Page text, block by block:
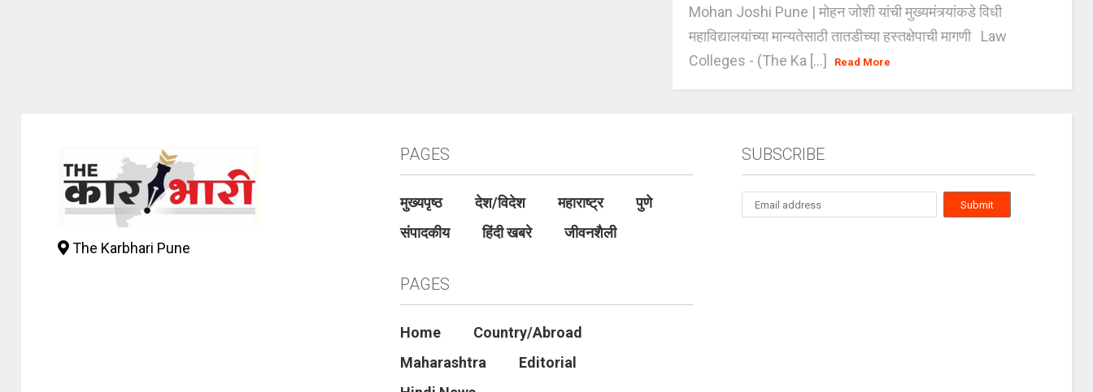
Mohan Joshi Pune | मोहन जोशी यांची मुख्यमंत्र्यांकडे विधी
महाविद्यालयांच्या मान्यतेसाठी तातडीच्या हस्तक्षेपाची मागणी Law
Colleges - (The Ka [...]
Read More
The Karbhari Pune
PAGES
मुख्यपृष्ठ देश/विदेश महाराष्ट्र
पुणे
संपादकीय
हिंदी खबरे जीवनशैली
PAGES
Home
Country/Abroad
Maharashtra
Editorial
SUBSCRIBE